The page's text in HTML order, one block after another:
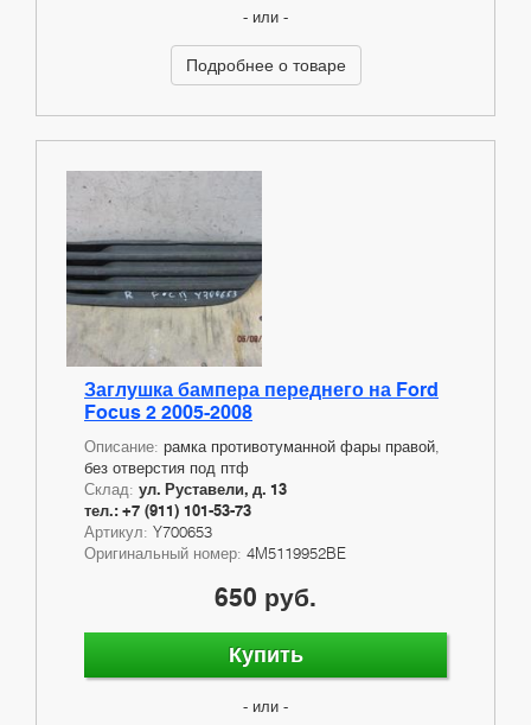
- или -
Подробнее о товаре
Заглушка бампера переднего на Ford
Focus 2 2005-2008
Описание: рамка противотуманной фары правой,
без отверстия под птф
Склад: ул. Руставели, д. 13
тел.: +7 (911) 101-53-73
Артикул: Y700653
Оригинальный номер: 4M5119952BE
650 руб.
Купить
- или -